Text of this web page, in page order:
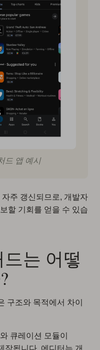
드 앱 예시
주 갱신되므로, 개발자
할 기회를 얻을 수 있습
는 어떻
구조와 목적에서 차이
큐레이션 모듈이